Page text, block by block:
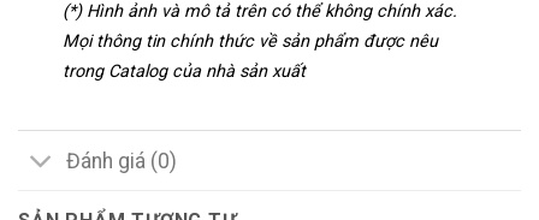
(*) Hình ảnh và mô tả trên có thể không chính xác.
Mọi thông tin chính thức về sản phẩm được nêu
trong Catalog của nhà sản xuất
Đánh giá (0)